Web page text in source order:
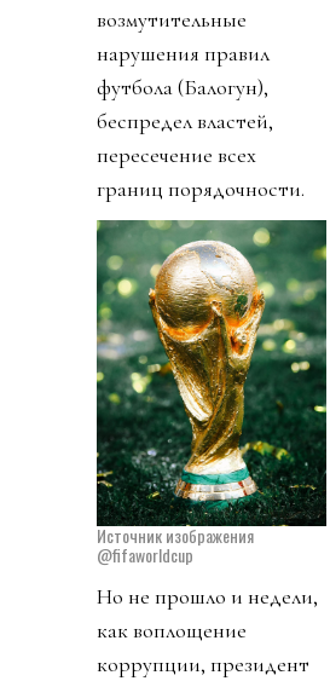
возмутительные
нарушения правил
футбола (Балогун),
беспредел властей,
пересечение всех
границ порядочности.
Источник изображения
@fifaworldcup
Но не прошло и недели,
как воплощение
коррупции, президент